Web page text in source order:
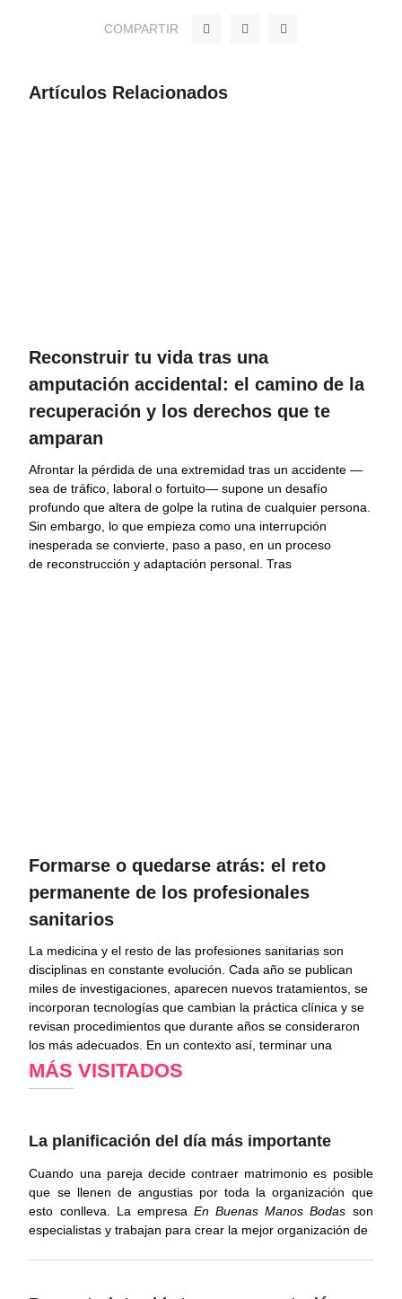
COMPARTIR
a
o
o
w
o
Artículos Relacionados
Reconstruir tu vida tras una
amputación accidental: el camino de la
recuperación y los derechos que te
amparan
Afrontar la pérdida de una extremidad tras un accidente —
sea de tráfico, laboral o fortuito— supone un desafío
profundo que altera de golpe la rutina de cualquier persona.
Sin embargo, lo que empieza como una interrupción
inesperada se convierte, paso a paso, en un proceso
de reconstrucción y adaptación personal. Tras
Formarse o quedarse atrás: el reto
permanente de los profesionales
sanitarios
La medicina y el resto de las profesiones sanitarias son
disciplinas en constante evolución. Cada año se publican
miles de investigaciones, aparecen nuevos tratamientos, se
incorporan tecnologías que cambian la práctica clínica y se
revisan procedimientos que durante años se consideraron
los más adecuados. En un contexto así, terminar una
MÁS VISITADOS
La planificación del día más importante
Cuando una pareja decide contraer matrimonio es posible
que se llenen de angustias por toda la organización que
esto conlleva. La empresa En Buenas Manos Bodas son
especialistas y trabajan para crear la mejor organización de